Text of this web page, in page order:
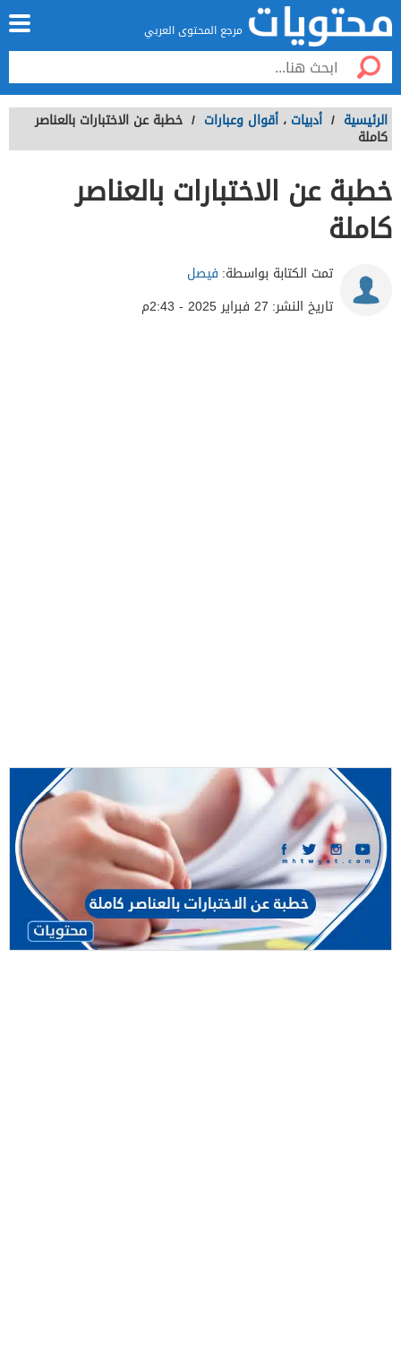
مرجع المحتوى العربي
الرئيسية / أدبيات ، أقوال وعبارات / خطبة عن الاختبارات بالعناصر
كاملة
خطبة عن الاختبارات بالعناصر
كاملة
تمت الكتابة بواسطة: فيصل
تاريخ النشر: 27 فبراير 2025 - 2:43م